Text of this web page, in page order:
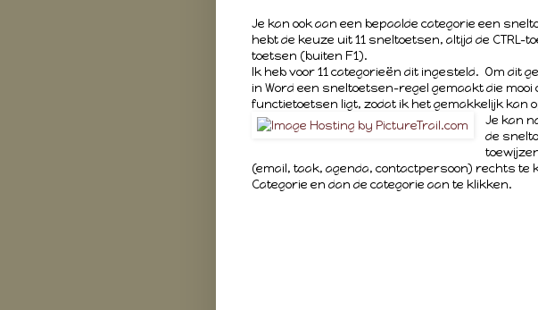
Je kan ook aan een bepaalde categorie een
hebt de keuze uit 11 sneltoetsen, altijd de CTRL-
toetsen (buiten F1).
Ik heb voor 11 categorieën dit ingesteld. Om dit
in Word een sneltoetsen-regel gemaakt die
functietoetsen ligt, zodat ik het gemakkelijk kan
Je kan
de
(email, taak, agenda, contactpersoon) rechts te
Categorie en dan de categorie aan te klikken.